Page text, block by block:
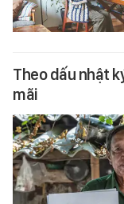
Theo dấu nhật
mãi